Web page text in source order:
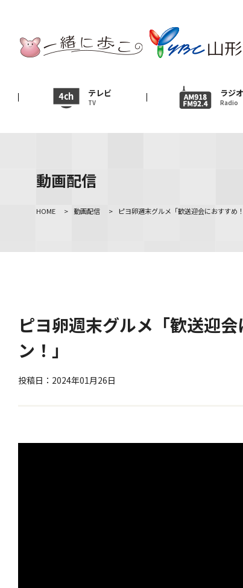
テレビ
TV
ラジオ
Radio
テレビ
ニュース
News
イベント
ＹＢＣオンデマンド
動画配信
HOME > 動画配信 > ピヨ卵週末グルメ「歓送迎会におすすめ
ピヨ卵週末グルメ「歓送迎
ン！」
投稿日：2024年01月26日